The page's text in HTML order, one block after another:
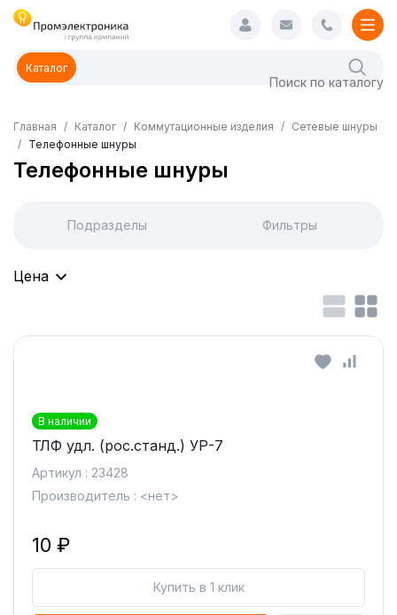
Каталог
Главная Каталог Коммутационные изделия
Сетевые шнуры
Телефонные шнуры
Телефонные шнуры
Подразделы Фильтры
Цена
В наличии
ТЛФ удл. (рос.станд.) УР-7
Артикул : 23428
Производитель : <нет>
10 ₽
Купить в 1 клик